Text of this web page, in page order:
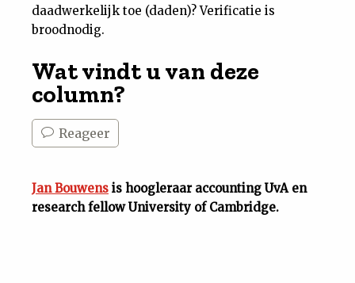
daadwerkelijk toe (daden)? Verificatie is
broodnodig.
Wat vindt u van deze
column?
Reageer
Jan Bouwens is hoogleraar accounting UvA en
research fellow University of Cambridge.